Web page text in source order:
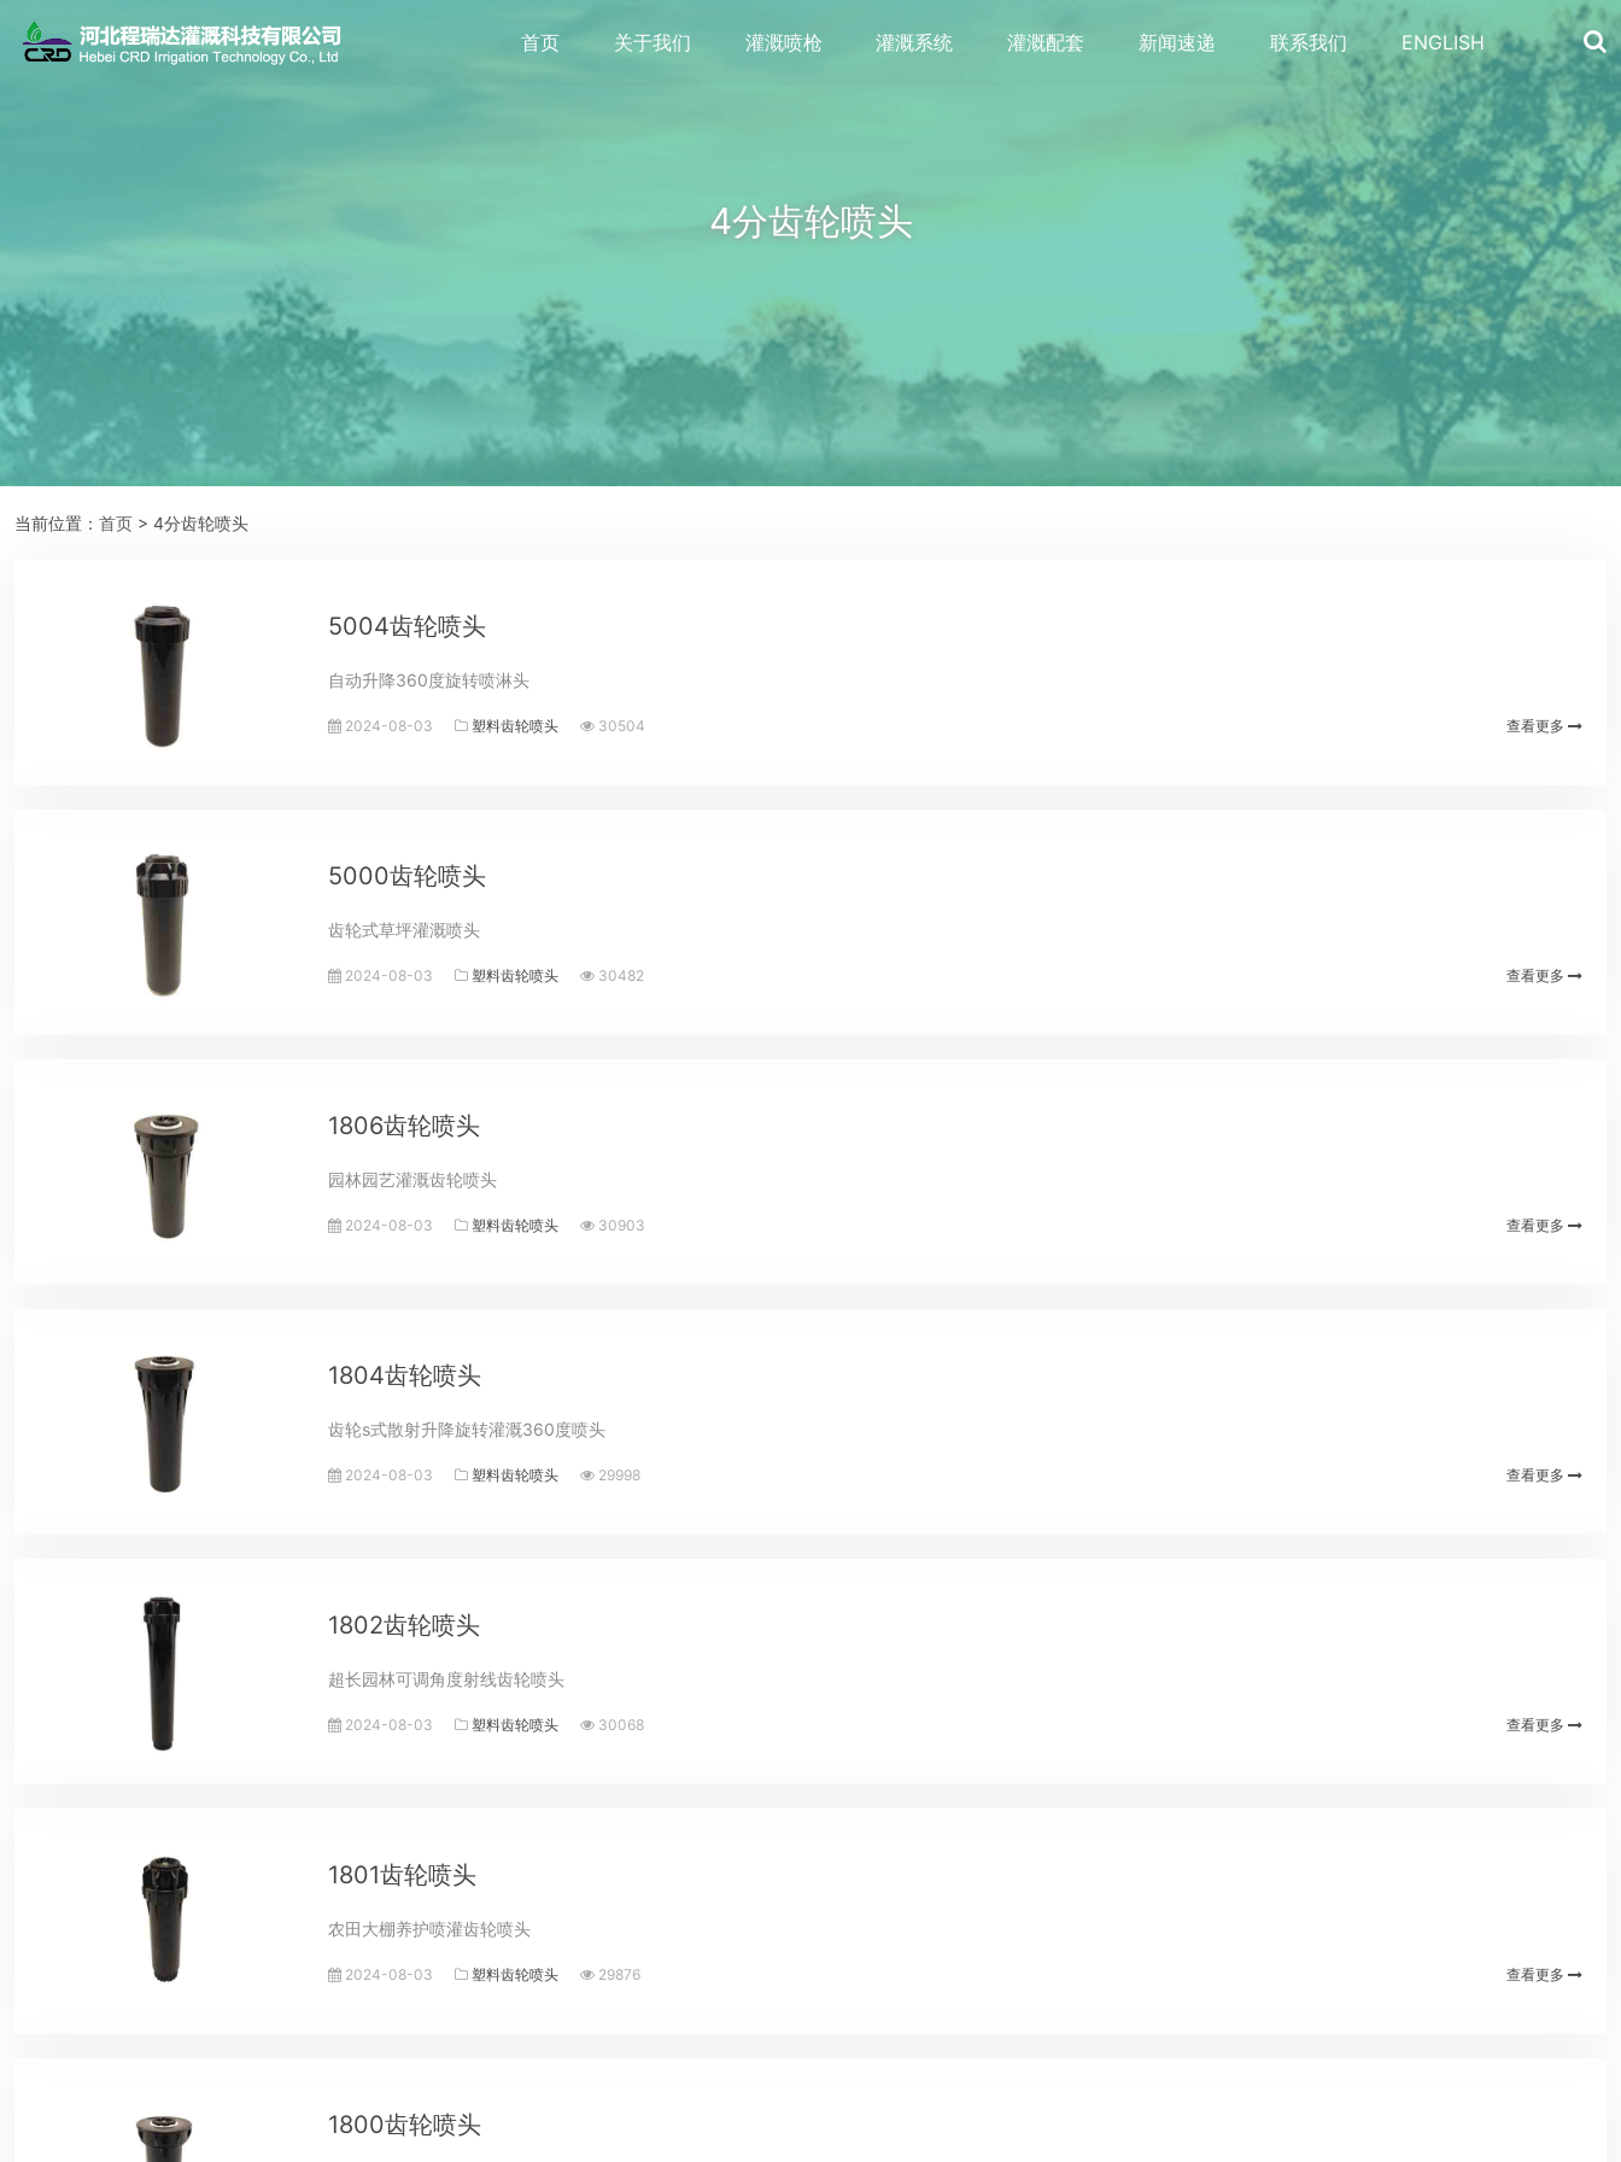
首页 关于我们 灌溉喷枪 灌溉系统 灌溉配套 新闻速递 联系我们 ENGLISH
4分齿轮喷头
当前位置： 首页 > 4分齿轮喷头
5004齿轮喷头
自动升降360度旋转喷淋头
查看更多
2024-08-03 塑料齿轮喷头 30504
5000齿轮喷头
齿轮式草坪灌溉喷头
查看更多
2024-08-03 塑料齿轮喷头 30482
1806齿轮喷头
园林园艺灌溉齿轮喷头
查看更多
2024-08-03 塑料齿轮喷头 30903
1804齿轮喷头
齿轮s式散射升降旋转灌溉360度喷头
查看更多
2024-08-03 塑料齿轮喷头 29998
1802齿轮喷头
超长园林可调角度射线齿轮喷头
查看更多
2024-08-03 塑料齿轮喷头 30068
1801齿轮喷头
农田大棚养护喷灌齿轮喷头
查看更多
2024-08-03 塑料齿轮喷头 29876
1800齿轮喷头